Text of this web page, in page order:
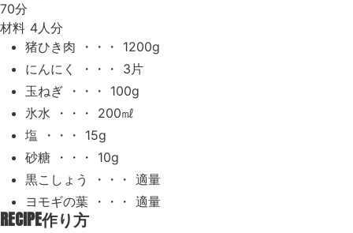
70分
材料 4人分
猪ひき肉 ・・・ 1200g
にんにく ・・・ 3片
玉ねぎ ・・・ 100g
氷水 ・・・ 200㎖
塩 ・・・ 15g
砂糖 ・・・ 10g
黒こしょう ・・・ 適量
ヨモギの葉 ・・・ 適量
RECIPE作り方